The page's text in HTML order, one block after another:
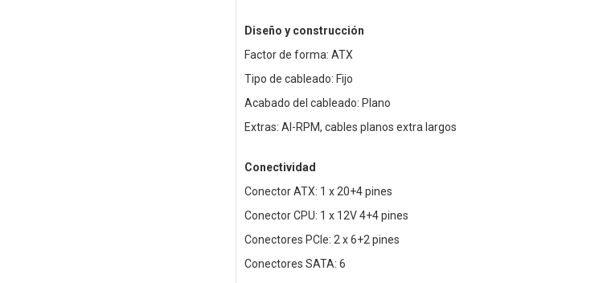
Diseño y construcción
Factor de forma: ATX
Tipo de cableado: Fijo
Acabado del cableado: Plano
Extras: AI-RPM, cables planos extra largos
Conectividad
Conector ATX: 1 x 20+4 pines
Conector CPU: 1 x 12V 4+4 pines
Conectores PCIe: 2 x 6+2 pines
Conectores SATA: 6